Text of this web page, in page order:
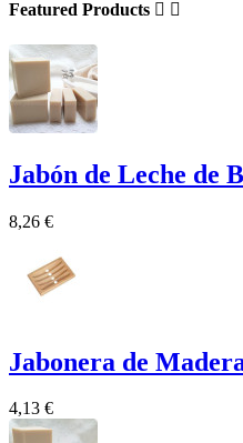
Featured Products  
Jabón de Leche de
8,26 €
Jabonera de
4,13 €